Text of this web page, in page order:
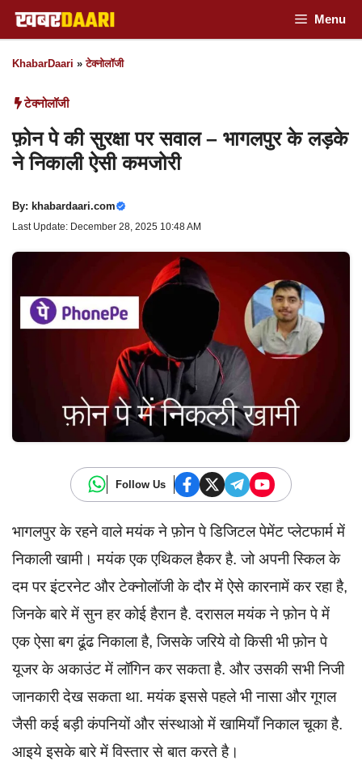
Skip
to
content
Menu
KhabarDaari »टेक्नोलॉजी
टेक्नोलॉजी
फ़ोन पे की सुरक्षा पर सवाल – भागलपुर के लड़के
ने निकाली ऐसी कमजोरी
By: khabardaari.com
Last Update: December 28, 2025 10:48 AM
Follow Us
भागलपुर के रहने वाले मयंक ने फ़ोन पे डिजिटल पेमेंट प्लेटफार्म में
निकाली खामी। मयंक एक एथिकल हैकर है. जो अपनी स्किल के
दम पर इंटरनेट और टेक्नोलॉजी के दौर में ऐसे कारनामें कर रहा है,
जिनके बारे में सुन हर कोई हैरान है. दरासल मयंक ने फ़ोन पे में
एक ऐसा बग ढूंढ निकाला है, जिसके जरिये वो किसी भी फ़ोन पे
यूजर के अकाउंट में लॉगिन कर सकता है. और उसकी सभी निजी
जानकारी देख सकता था. मयंक इससे पहले भी नासा और गूगल
जैसी कई बड़ी कंपनियों और संस्थाओ में खामियाँ निकाल चूका है.
आइये इसके बारे में विस्तार से बात करते है।